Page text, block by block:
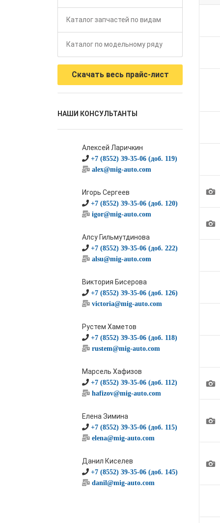
Каталог запчастей по видам
Каталог по модельному ряду
Скачать весь прайс-лист
НАШИ КОНСУЛЬТАНТЫ
Алексей Ларичкин
+7 (8552) 39-35-06 (доб. 119)
alex@mig-auto.com
Игорь Сергеев
+7 (8552) 39-35-06 (доб. 120)
igor@mig-auto.com
Алсу Гильмутдинова
+7 (8552) 39-35-06 (доб. 222)
alsu@mig-auto.com
Виктория Бисерова
+7 (8552) 39-35-06 (доб. 126)
victoria@mig-auto.com
Рустем Хаметов
+7 (8552) 39-35-06 (доб. 118)
rustem@mig-auto.com
Марсель Хафизов
+7 (8552) 39-35-06 (доб. 112)
hafizov@mig-auto.com
Елена Зимина
+7 (8552) 39-35-06 (доб. 115)
elena@mig-auto.com
Данил Киселев
+7 (8552) 39-35-06 (доб. 145)
danil@mig-auto.com
1
1
1
1
1